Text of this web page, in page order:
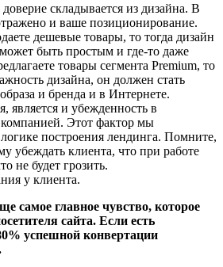
складывается из дизайна. В
и ваше позиционирование.
дешевые товары, то тогда дизайн
быть простым и где-то даже
товары сегмента Premium, то
дизайна, он должен стать
и бренда и в Интернете.
является и убежденность в
компанией. Этот фактор мы
построения лендинга. Помните,
убеждать клиента, что при работе
не будет грозить.
у клиента.
самое главное чувство, которое
сайта. Если есть
успешной конвертации